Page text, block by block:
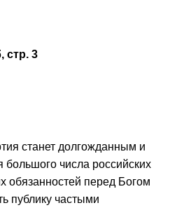
стр. 3
станет долгожданным и
числа российских
обязанностей перед Богом
публику частыми